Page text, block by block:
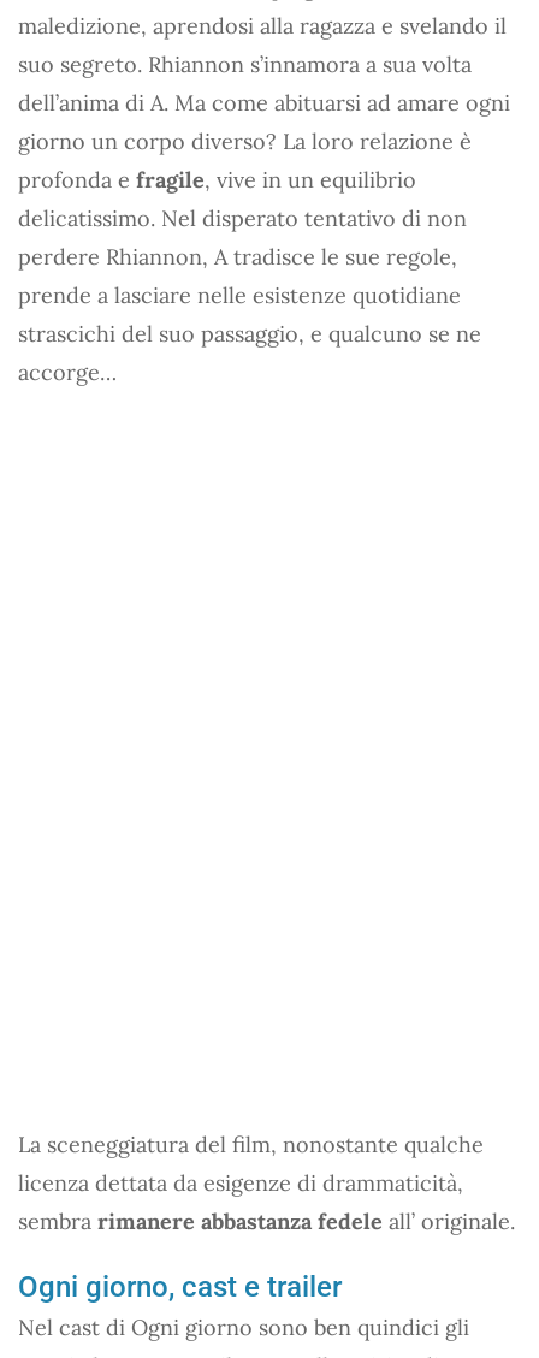
maledizione, aprendosi alla ragazza e svelando il
suo segreto. Rhiannon s’innamora a sua volta
dell’anima di A. Ma come abituarsi ad amare ogni
giorno un corpo diverso? La loro relazione è
profonda e fragile, vive in un equilibrio
delicatissimo. Nel disperato tentativo di non
perdere Rhiannon, A tradisce le sue regole,
prende a lasciare nelle esistenze quotidiane
strascichi del suo passaggio, e qualcuno se ne
accorge…
La sceneggiatura del film, nonostante qualche
licenza dettata da esigenze di drammaticità,
sembra rimanere abbastanza fedele all’ originale.
Ogni giorno, cast e trailer
Nel cast di Ogni giorno sono ben quindici gli